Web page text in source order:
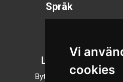
Vi
cookies
Språk
Läsläge
Byt till nattläge